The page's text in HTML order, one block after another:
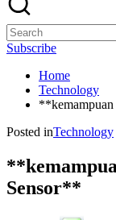
Subscribe
Home
Technology
Posted inTechnology
Sensor**